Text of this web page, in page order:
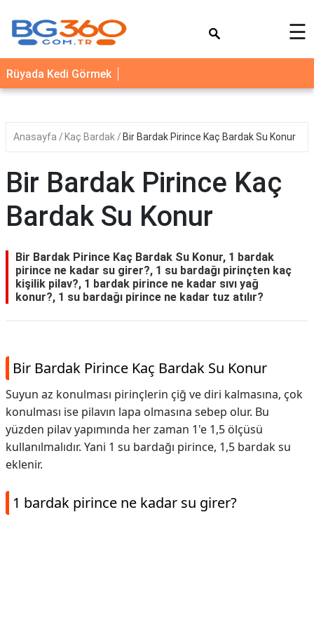
YEMEK
TARİFLERİ
SAĞLIK
İLETİŞİM
☰
Rüyada Kedi Görmek
Anasayfa Kaç Bardak Bir Bardak Pirince Kaç Bardak Su Konur
Bir Bardak Pirince Kaç
Bardak Su Konur
Bir Bardak Pirince Kaç Bardak Su Konur, 1 bardak
pirince ne kadar su girer?, 1 su bardağı pirinçten kaç
kişilik pilav?, 1 bardak pirince ne kadar sıvı yağ
konur?, 1 su bardağı pirince ne kadar tuz atılır?
Bir Bardak Pirince Kaç Bardak Su Konur
Suyun az konulması pirinçlerin çiğ ve diri kalmasına, çok
konulması ise pilavın lapa olmasına sebep olur. Bu
yüzden pilav yapımında her zaman 1'e 1,5 ölçüsü
kullanılmalıdır. Yani 1 su bardağı pirince, 1,5 bardak su
eklenir.
1 bardak pirince ne kadar su girer?